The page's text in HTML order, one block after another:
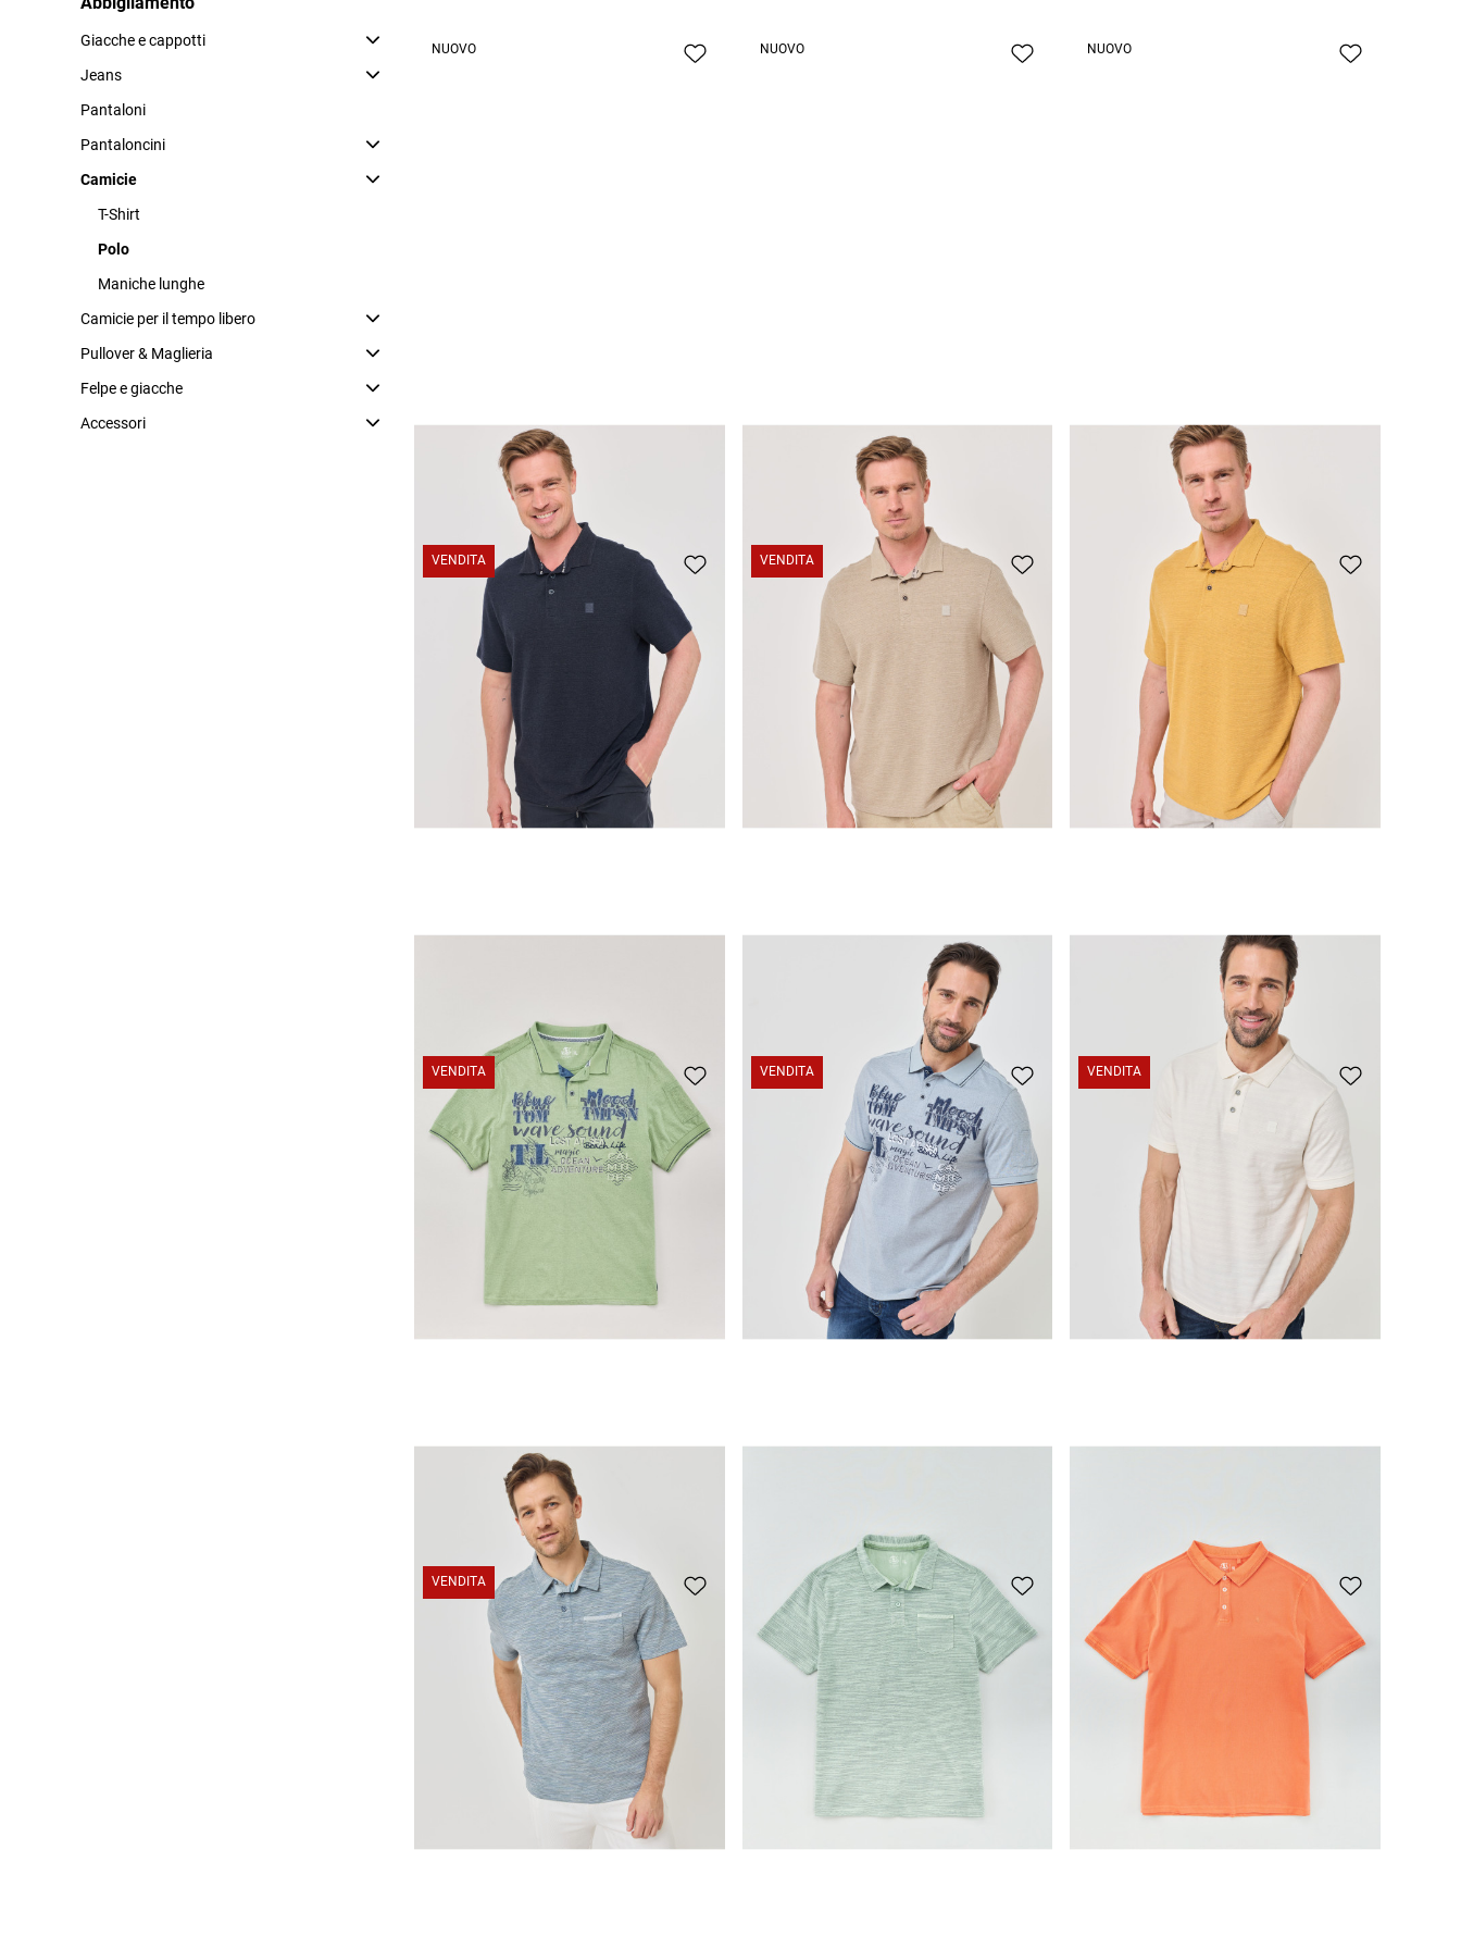
Slim
Regular
Pantaloncini
Pantaloncini
Pantaloncini di jeans
Pullover & Maglieria
Felpe e giacche
Giacche e cappotti
Jeans
Pantaloni
Pantaloncini
Camicie
T-Shirt
Polo
Maniche lunghe
Camicie per il tempo libero
Pullover & Maglieria
Felpe e giacche
Accessori
NUOVO
Polo dalla texture delicata
NUOVO
Polo dalla texture delicata
NUOVO
Polo dalla texture delicata
VENDITA VENDITA
CHF 39.95 CHF 29.95 Comoda polo con Strisce CHF 29.95
VENDITA
Polo alla moda realizzata con filato fantasia. CHF 29.95
VENDITA VENDITA
VENDITA